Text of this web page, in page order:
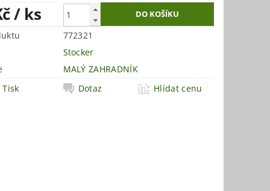
/ ks
772321
Stocker
MALÝ ZAHRADNÍK
Tisk
Dotaz Hlídat cenu